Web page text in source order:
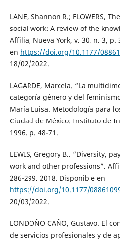
LANE, Shannon R.; FLOWERS,
social work: A review of the
Affilia, Nueva York, v. 30, n. 3, p.
en https://doi.org/10.1177/
18/02/2022.
LAGARDE, Marcela. “La
categoría género y del
María Luisa. Metodología para
Ciudad de México: Instituto de
1996. p. 48-71.
LEWIS, Gregory B.. “Diversity,
work and other professions”.
286-299, 2018. Disponible en
https://doi.org/10.1177/
20/03/2022.
LONDOÑO CAÑO, Gustavo. El
de servicios profesionales y de